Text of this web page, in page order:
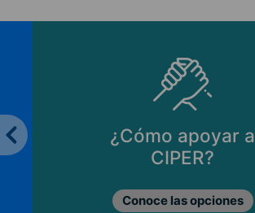
¿Cómo apoyar a
CIPER?
Conoce las opciones